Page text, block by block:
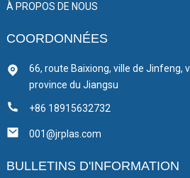
À PROPOS DE NOUS
COORDONNÉES
66, route Baixiong, ville de Jinfeng,
province du Jiangsu
+86 18915632732
001@jrplas.com
BULLETINS D'INFORMATION